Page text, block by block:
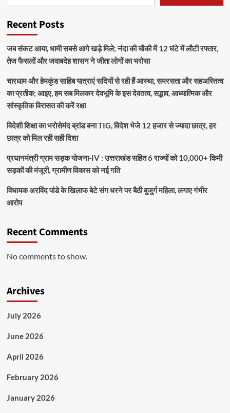
Recent Posts
जब संकट आया, धामी सबसे आगे खड़े मिले; नंदा की चौकी में 12 घंटे में लौटी रफ्तार,
तेज फैसलों और जवाबदेह शासन ने जीता लोगों का भरोसा
चारधाम और हेमकुंड साहिब यात्राएं सदियों से रही हैं आस्था, समरसता और सहअस्तित्व
का प्रतीक; आइए, हम सब मिलकर देवभूमि के इस देवतत्व, सद्भाव, आध्यात्मिक और
सांस्कृतिक विरासत की करें रक्षा
विदेशी शिक्षा का भरोसेमंद ब्रांड बना TIG, विदेश भेजे 12 हजार से ज्यादा छात्र, हर
छात्र को मिल रही सही दिशा
प्रधानमंत्री ग्राम सड़क योजना-IV : उत्तराखंड सहित 6 राज्यों को 10,000+ किमी
सड़कों की मंजूरी, ग्रामीण विकास को नई गति
विधायक अरविंद पांडे के खिलाफ बेटे संग धरने पर बैठी बुजुर्ग महिला, लगाए गंभीर
आरोप
Recent Comments
No comments to show.
Archives
July 2026
June 2026
April 2026
February 2026
January 2026